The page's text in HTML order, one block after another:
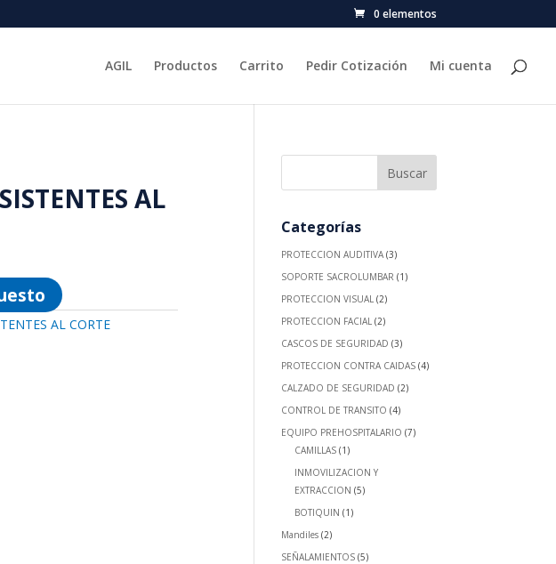
0 elementos
AGIL Productos Carrito Pedir Cotización Mi cuenta
AL
AL CORTE
Categorías
PROTECCION AUDITIVA (3)
SOPORTE SACROLUMBAR (1)
PROTECCION VISUAL (2)
PROTECCION FACIAL (2)
CASCOS DE SEGURIDAD (3)
PROTECCION CONTRA CAIDAS (4)
CALZADO DE SEGURIDAD (2)
CONTROL DE TRANSITO (4)
EQUIPO PREHOSPITALARIO (7)
CAMILLAS (1)
INMOVILIZACION Y
EXTRACCION (5)
BOTIQUIN (1)
Mandiles (2)
SEÑALAMIENTOS (5)